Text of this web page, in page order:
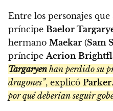
Entre los personajes
príncipe Baelor
hermano Maekar (Sam
príncipe Aerion
Targaryen han perdido su
dragones”, explicó Parker.
por qué deberían seguir